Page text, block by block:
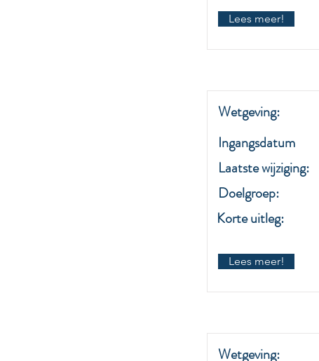
Lees meer!
Wetgeving:
Ingangsdatum
Laatste wijziging:
Doelgroep:
Korte uitleg:
Lees meer!
Wetgeving: